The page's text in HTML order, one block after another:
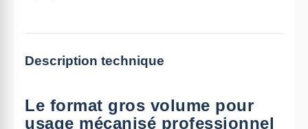
Description technique
Le format gros volume pour
usage mécanisé professionnel